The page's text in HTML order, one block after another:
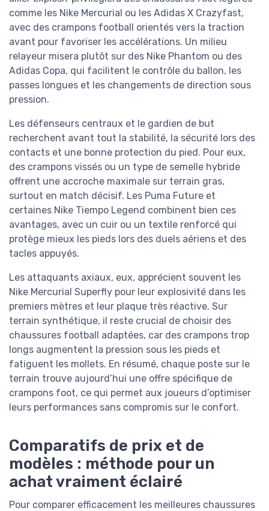
comme les Nike Mercurial ou les Adidas X Crazyfast,
avec des crampons football orientés vers la traction
avant pour favoriser les accélérations. Un milieu
relayeur misera plutôt sur des Nike Phantom ou des
Adidas Copa, qui facilitent le contrôle du ballon, les
passes longues et les changements de direction sous
pression.
Les défenseurs centraux et le gardien de but
recherchent avant tout la stabilité, la sécurité lors des
contacts et une bonne protection du pied. Pour eux,
des crampons vissés ou un type de semelle hybride
offrent une accroche maximale sur terrain gras,
surtout en match décisif. Les Puma Future et
certaines Nike Tiempo Legend combinent bien ces
avantages, avec un cuir ou un textile renforcé qui
protège mieux les pieds lors des duels aériens et des
tacles appuyés.
Les attaquants axiaux, eux, apprécient souvent les
Nike Mercurial Superfly pour leur explosivité dans les
premiers mètres et leur plaque très réactive. Sur
terrain synthétique, il reste crucial de choisir des
chaussures football adaptées, car des crampons trop
longs augmentent la pression sous les pieds et
fatiguent les mollets. En résumé, chaque poste sur le
terrain trouve aujourd’hui une offre spécifique de
crampons foot, ce qui permet aux joueurs d’optimiser
leurs performances sans compromis sur le confort.
Comparatifs de prix et de
modèles : méthode pour un
achat vraiment éclairé
Pour comparer efficacement les meilleures chaussures